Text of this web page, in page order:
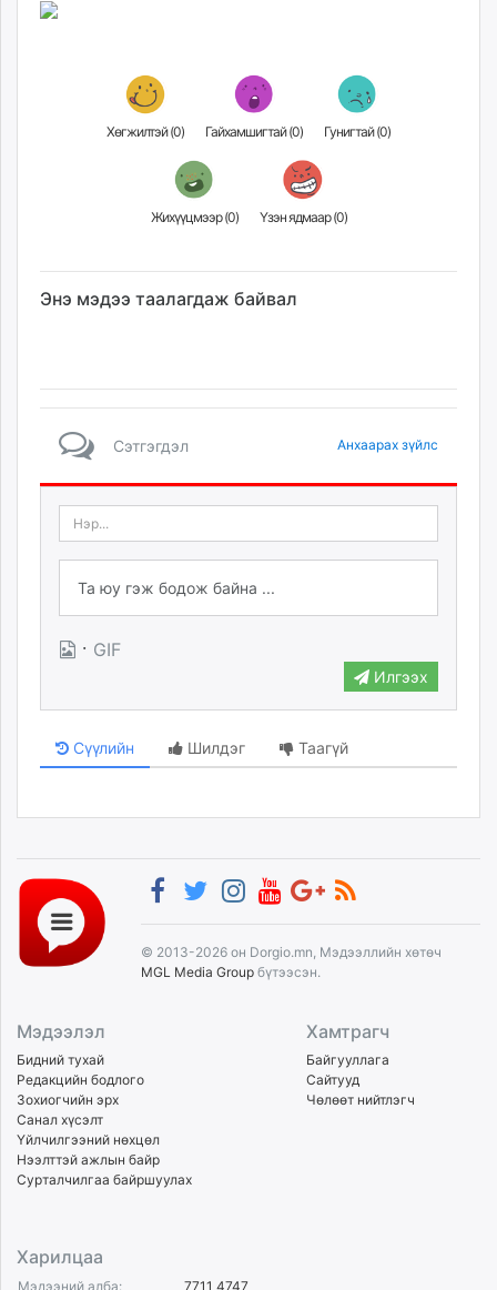
times.mn
Хөгжилтэй (0) Гайхамшигтай (0) Гунигтай (0)
Жихүүцмээр (0) Үзэн ядмаар (0)
Энэ мэдээ таалагдаж байвал
Сэтгэгдэл Анхаарах зүйлс
· GIF
Илгээх
Сүүлийн Шилдэг Таагүй
© 2013-2026 он Dorgio.mn, Мэдээллийн хөтөч
MGL Media Group бүтээсэн.
Мэдээлэл
Бидний тухай
Редакцийн бодлого
Зохиогчийн эрх
Санал хүсэлт
Үйлчилгээний нөхцөл
Нээлттэй ажлын байр
Сурталчилгаа байршуулах
Хамтрагч
Байгууллага
Сайтууд
Чөлөөт нийтлэгч
Харилцаа
Мэдээний алба: 7711 4747